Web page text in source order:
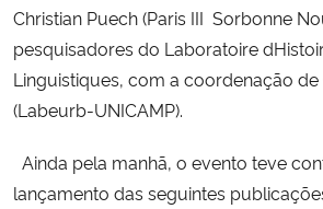
Christian Puech (Paris III  Sorbonne
pesquisadores do Laboratoire
Linguistiques, com a coordenação de
(Labeurb-UNICAMP).
Ainda pela manhã, o evento teve
lançamento das seguintes